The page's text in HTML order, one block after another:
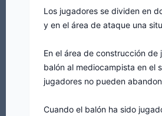
Los jugadores se dividen en
y en el área de ataque una
En el área de construcción
balón al mediocampista en el
jugadores no pueden
Cuando el balón ha sido